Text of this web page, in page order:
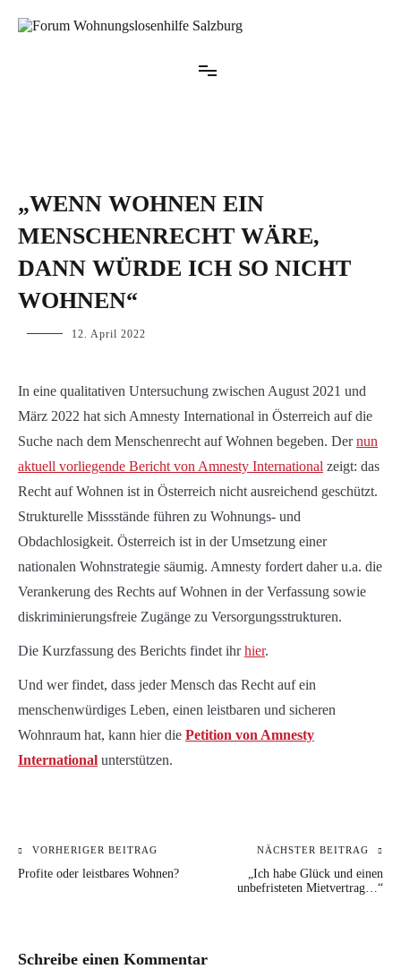
Inhalt
BLOG
„WENN WOHNEN EIN
MENSCHENRECHT WÄRE,
DANN WÜRDE ICH SO NICHT
WOHNEN“
p.geschwendtner12. April 2022
In eine qualitativen Untersuchung zwischen August 2021 und
März 2022 hat sich Amnesty International in Österreich auf die
Suche nach dem Menschenrecht auf Wohnen begeben. Dernun
aktuell vorliegende Bericht von Amnesty International zeigt: das
Recht auf Wohnen ist in Österreich nicht ausreichend geschützt.
Strukturelle Missstände führen zu Wohnungs- und
Obdachlosigkeit. Österreich ist in der Umsetzung einer
nationalen Wohnstrategie säumig. Amnesty fordert daher u.a. die
Verankerung des Rechts auf Wohnen in der Verfassung sowie
diskriminierungsfreie Zugänge zu Versorgungsstrukturen.
Die Kurzfassung des Berichts findet ihrhier.
Und wer findet, dass jeder Mensch das Recht auf ein
menschenwürdiges Leben, einen leistbaren und sicheren
Wohnraum hat, kann hier die Petition von Amnesty
International unterstützen.
KATEGORIE:
BLOG
VERSCHLAGWORTET:
AMNESTY
Beitragsnavigation
VORHERIGER BEITRAG
Profite oder leistbares Wohnen?
NÄCHSTER BEITRAG
„Ich habe Glück und einen
unbefristeten Mietvertrag…“
Schreibe einen Kommentar